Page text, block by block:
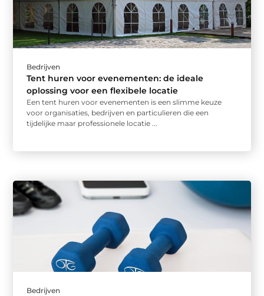
Bedrijven
Tent huren voor evenementen: de ideale
oplossing voor een flexibele locatie
Een tent huren voor evenementen is een slimme keuze
voor organisaties, bedrijven en particulieren die een
tijdelijke maar professionele locatie ...
Bedrijven